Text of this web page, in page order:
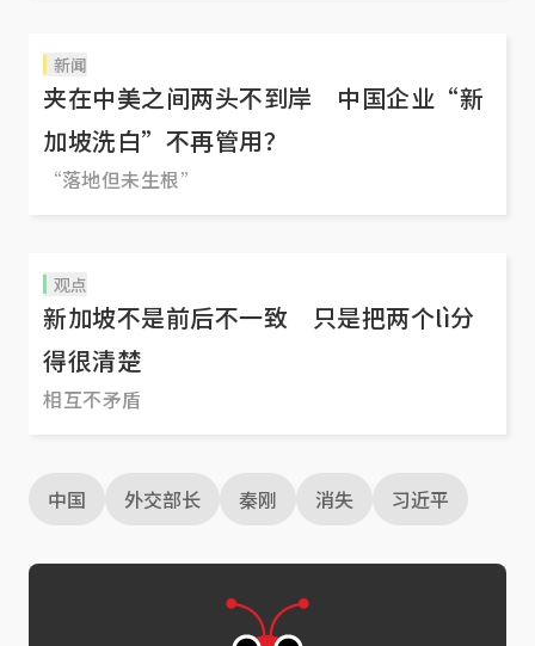
新闻
夹在中美之间两头不到岸 中国企业“新
加坡洗白”不再管用？
“落地但未生根”
观点
新加坡不是前后不一致 只是把两个lì分
得很清楚
相互不矛盾
中国 外交部长 秦刚 消失 习近平